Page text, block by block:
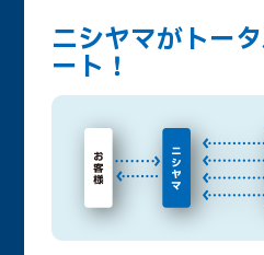
ニシヤマがトー
ート！